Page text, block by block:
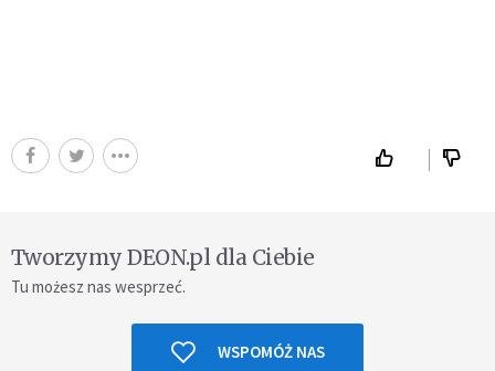
Tworzymy DEON.pl dla Ciebie
Tu możesz nas wesprzeć.
WSPOMÓŻ NAS